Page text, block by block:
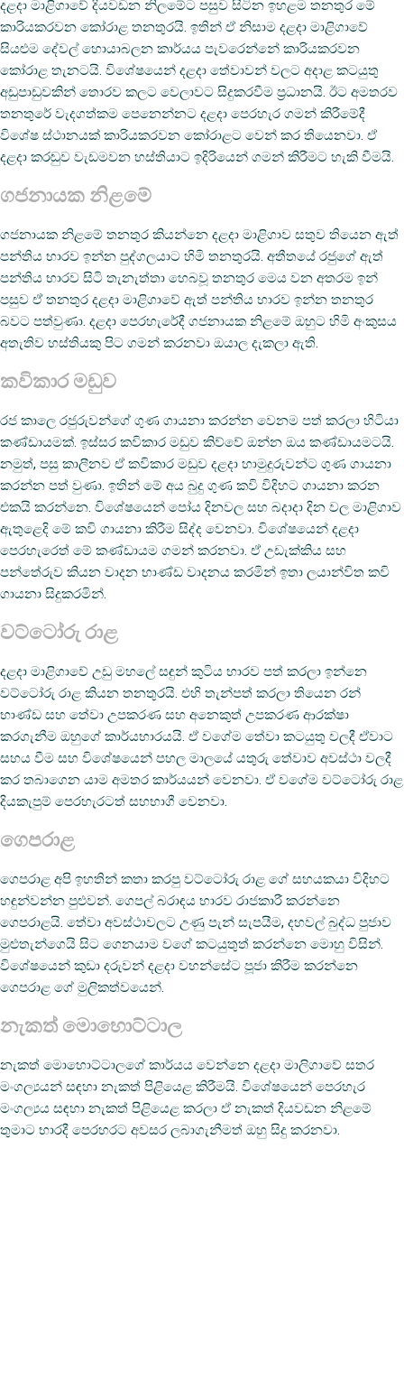
දළදා මාළිගාවේ දියවඩන නිලමේට පසුව සිටින ඉහළම තනතුර මේ
කාරියකරවන කෝරාළ තනතුරයි. ඉතින් ඒ නිසාම දළදා මාළිගාවේ
සියළුම දේවල් හොයාබලන කාර්යය පැවරෙන්නේ කාරියකරවන
කෝරාළ තැනටයි. විශේෂයෙන් දළදා තේවාවන් වලට අදාළ කටයුතු
අඩුපාඩුවකින් තොරව කලට වෙලාවට සිදුකරවීම ප්‍රධානයි. ඊට අමතරව
තනතුරේ වැදගත්කම පෙනෙන්නට දළදා පෙරහැර ගමන් කිරීමේදී
විශේෂ ස්ථානයක් කාරියකරවන කෝරාළට වෙන් කර තියෙනවා. ඒ
දළදා කරඬුව වැඩමවන හස්තියාට ඉදිරියෙන් ගමන් කිරීමට හැකි වීමයි.
ගජනායක නිළමේ
ගජනායක නිළමේ තනතුර කියන්නෙ දළදා මාළිගාව සතුව තියෙන ඇත්
පන්තිය භාරව ඉන්න පුද්ගලයාට හිමි තනතුරයි. අතීතයේ රජුගේ ඇත්
පන්තිය භාරව සිටි තැනැත්තා හෙබවූ තනතුර මෙය වන අතරම ඉන්
පසුව ඒ තනතුර දළදා මාළිගාවේ ඇත් පන්තිය භාරව ඉන්න තනතුර
බවට පත්වුණා. දළදා පෙරහැරේදී ගජනායක නිළමේ ඔහුට හිමි අංකුසය
අතැතිව හස්තියකු පිට ගමන් කරනවා ඔයාල දැකලා ඇති.
කවිකාර මඩුව
රජ කාලෙ රජුරුවන්ගේ ගුණ ගායනා කරන්න වෙනම පත් කරලා හිටියා
කණ්ඩායමක්. ඉස්සර කවිකාර මඩුව කිව්වේ ඔන්න ඔය කණ්ඩායමටයි.
නමුත්, පසු කාලීනව ඒ කවිකාර මඩුව දළදා හාමුදුරුවන්ට ගුණ ගායනා
කරන්න පත් වුණා. ඉතින් මේ අය බුදු ගුණ කවි විදිහට ගායනා කරන
එකයි කරන්නෙ. විශේෂයෙන් පෝය දිනවල සහ බදාදා දින වල මාළිගාව
ඇතුළෙදි මේ කවි ගායනා කිරීම සිද්ද වෙනවා. විශේෂයෙන් දළදා
පෙරහැරෙත් මේ කණ්ඩායම ගමන් කරනවා. ඒ උඩැක්කිය සහ
පන්තේරුව කියන වාදන භාණ්ඩ වාදනය කරමින් ඉතා ලයාන්විත කවි
ගායනා සිදුකරමින්.
වට්ටෝරු රාළ
දළදා මාළිගාවේ උඩු මහලේ සඳුන් කුටිය භාරව පත් කරලා ඉන්නෙ
වට්ටෝරු රාළ කියන තනතුරයි. එහි තැන්පත් කරලා තියෙන රන්
භාණ්ඩ සහ තේවා උපකරණ සහ අනෙකුත් උපකරණ ආරක්ෂා
කරගැනීම ඔහුගේ කාර්යභාරයයි. ඒ වගේම තේවා කටයුතු වලදී ඒවාට
සහය වීම සහ විශේෂයෙන් පහල මාලයේ යතුරු තේවාව අවස්ථා වලදී
කර තබාගෙන යාම අමතර කාර්යයන් වෙනවා. ඒ වගේම වට්ටෝරු රාළ
දියකැපුම් පෙරහැරටත් සහභාගී වෙනවා.
ගෙපරාළ
ගෙපරාළ අපි ඉහතින් කතා කරපු වට්ටෝරු රාළ ගේ සහයකයා විදිහට
හඳුන්වන්න පුළුවන්. ගෙපල් බරාඳය භාරව රාජකාරී කරන්නෙ
ගෙපරාළයි. තේවා අවස්ථාවලට උණු පැන් සැපයීම, දහවල් බුද්ධ පුජාව
මුළුතැන්ගෙයි සිට ගෙනයාම වගේ කටයුතුත් කරන්නෙ මොහු විසින්.
විශේෂයෙන් කුඩා දරුවන් දළදා වහන්සේට පූජා කිරීම කරන්නෙ
ගෙපරාළ ගේ මුලිකත්වයෙන්.
නැකත් මොහොට්ටාල
නැකත් මොහොට්ටාලගේ කාර්යය වෙන්නෙ දළදා මාලිගාවේ සතර
මංගල්‍යයන් සඳහා නැකත් පිළියෙළ කිරීමයි. විශේෂයෙන් පෙරහැර
මංගල්‍යය සඳහා නැකත් පිළියෙළ කරලා ඒ නැකත් දියවඩන නිළමේ
තුමාට භාරදී පෙරහරට අවසර ලබාගැනීමත් ඔහු සිදු කරනවා.